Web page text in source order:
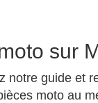
sur
guide et
moto au